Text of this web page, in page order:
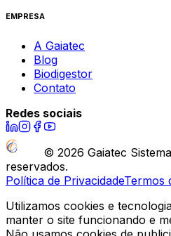
EMPRESA
A Gaiatec
Blog
Biodigestor
Contato
Redes sociais
© 2026 Gaiatec
reservados.
Política de PrivacidadeTermos
Utilizamos cookies e
manter o site funcionando e